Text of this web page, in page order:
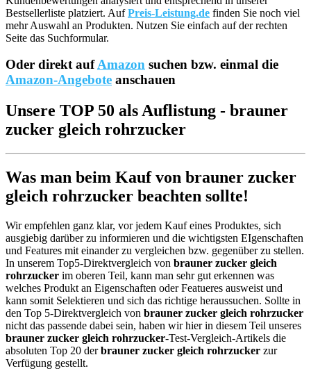
Bestsellerliste platziert. AufPreis-Leistung.de finden Sie noch viel
mehr Auswahl an Produkten. Nutzen Sie einfach auf der rechten
Seite das Suchformular.
Oder direkt aufAmazon suchen bzw. einmal die
Amazon-Angebote anschauen
Unsere TOP 50 als Auflistung - brauner
zucker gleich rohrzucker
Was man beim Kauf von brauner zucker
gleich rohrzucker beachten sollte!
Wir empfehlen ganz klar, vor jedem Kauf eines Produktes, sich
ausgiebig darüber zu informieren und die wichtigsten EIgenschaften
und Features mit einander zu vergleichen bzw. gegenüber zu stellen.
In unserem Top5-Direktvergleich von brauner zucker gleich
rohrzucker im oberen Teil, kann man sehr gut erkennen was
welches Produkt an Eigenschaften oder Featueres ausweist und
kann somit Selektieren und sich das richtige heraussuchen. Sollte in
den Top 5-Direktvergleich von brauner zucker gleich rohrzucker
nicht das passende dabei sein, haben wir hier in diesem Teil unseres
brauner zucker gleich rohrzucker-Test-Vergleich-Artikels die
absoluten Top 20 derbrauner zucker gleich rohrzucker zur
Verfügung gestellt.